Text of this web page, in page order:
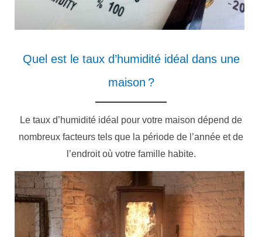
Quel est le taux d’humidité idéal dans une
maison ?
Le taux d’humidité idéal pour votre maison dépend de
nombreux facteurs tels que la période de l’année et de
l’endroit où votre famille habite.